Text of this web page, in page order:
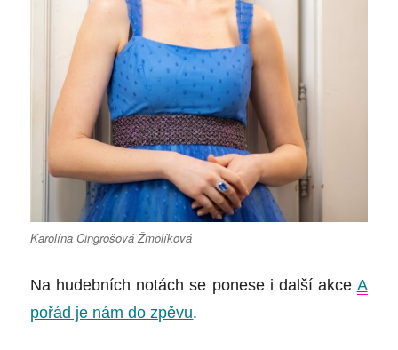
Karolína Cingrošová Žmolíková
Na hudebních notách se ponese i další akce A
pořád je nám do zpěvu.